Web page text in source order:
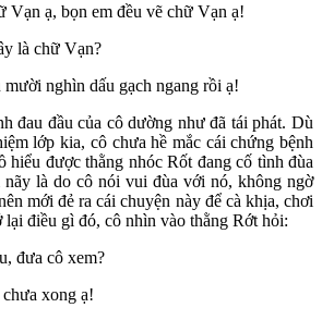
Vạn ạ, bọn em đều vẽ chữ Vạn ạ!
là chữ Vạn?
nghìn dấu gạch ngang rồi ạ!
đau đầu của cô dường như đã tái phát. Dù
lớp kia, cô chưa hề mắc cái chứng bệnh
hiểu được thằng nhóc Rốt đang cố tình đùa
là do cô nói vui đùa với nó, không ngờ
mới đẻ ra cái chuyện này để cà khịa, chơi
điều gì đó, cô nhìn vào thằng Rớt hỏi:
đưa cô xem?
xong ạ!